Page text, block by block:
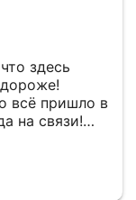
здесь
всё пришло в
на связи!